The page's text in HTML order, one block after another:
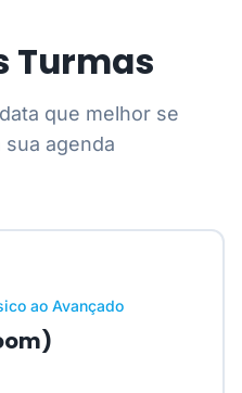
Turmas
que melhor se
sua agenda
ao Avançado